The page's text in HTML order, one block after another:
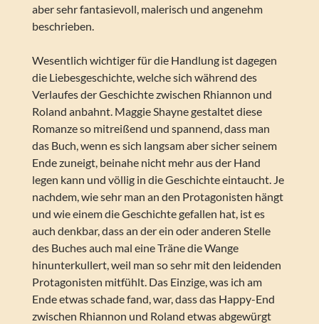
aber sehr fantasievoll, malerisch und angenehm
beschrieben.
Wesentlich wichtiger für die Handlung ist dagegen
die Liebesgeschichte, welche sich während des
Verlaufes der Geschichte zwischen Rhiannon und
Roland anbahnt. Maggie Shayne gestaltet diese
Romanze so mitreißend und spannend, dass man
das Buch, wenn es sich langsam aber sicher seinem
Ende zuneigt, beinahe nicht mehr aus der Hand
legen kann und völlig in die Geschichte eintaucht. Je
nachdem, wie sehr man an den Protagonisten hängt
und wie einem die Geschichte gefallen hat, ist es
auch denkbar, dass an der ein oder anderen Stelle
des Buches auch mal eine Träne die Wange
hinunterkullert, weil man so sehr mit den leidenden
Protagonisten mitfühlt. Das Einzige, was ich am
Ende etwas schade fand, war, dass das Happy-End
zwischen Rhiannon und Roland etwas abgewürgt